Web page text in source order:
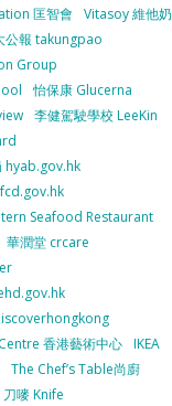
匡智會
Vitasoy 維他奶
公報 takungpao
Group
怡保康 Glucerna
李健駕駛學校 LeeKin
hyab.gov.hk
Seafood Restaurant
華潤堂 crcare
香港藝術中心 IKEA
The Chef’s Table尚廚
刀嘜 Knife